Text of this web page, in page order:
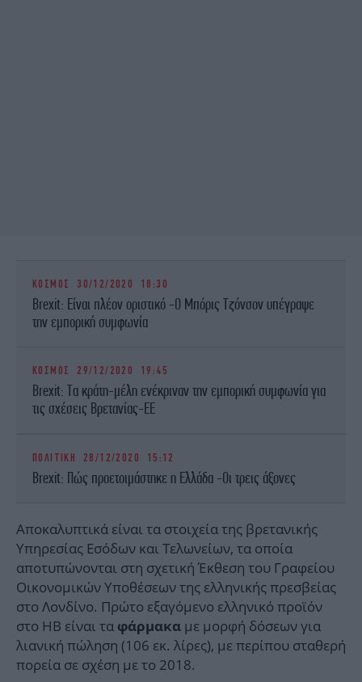
ΚΟΣΜΟΣ 30/12/2020 18:30
Brexit: Είναι πλέον οριστικό -Ο Μπόρις Τζόνσον υπέγραψε
την εμπορική συμφωνία
ΚΟΣΜΟΣ 29/12/2020 19:45
Brexit: Τα κράτη-μέλη ενέκριναν την εμπορική συμφωνία για
τις σχέσεις Βρετανίας-ΕΕ
ΠΟΛΙΤΙΚΗ 28/12/2020 15:12
Brexit: Πώς προετοιμάστηκε η Ελλάδα -Οι τρεις άξονες
Αποκαλυπτικά είναι τα στοιχεία της βρετανικής
Υπηρεσίας Εσόδων και Τελωνείων, τα οποία
αποτυπώνονται στη σχετική Έκθεση του Γραφείου
Οικονομικών Υποθέσεων της ελληνικής πρεσβείας
στο Λονδίνο. Πρώτο εξαγόμενο ελληνικό προϊόν
στο ΗΒ είναι τα φάρμακα με μορφή δόσεων για
λιανική πώληση (106 εκ. λίρες), με περίπου σταθερή
πορεία σε σχέση με το 2018.